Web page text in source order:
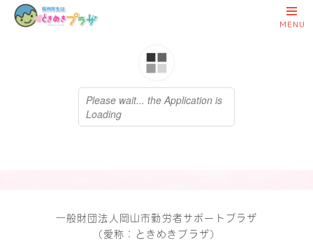
一般財団法人岡山市勤労者サポートプラザ
（愛称：ときめきプラザ）